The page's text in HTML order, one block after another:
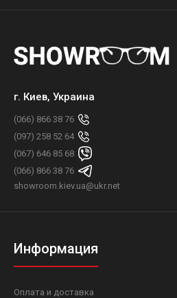
г. Киев, Украина
(066) 866 38 76
(097) 258 52 64
(067) 646 85 68
(066) 866 38 76
showroom.kiev.ua@ukr.net
Информация
Оплата и доставка